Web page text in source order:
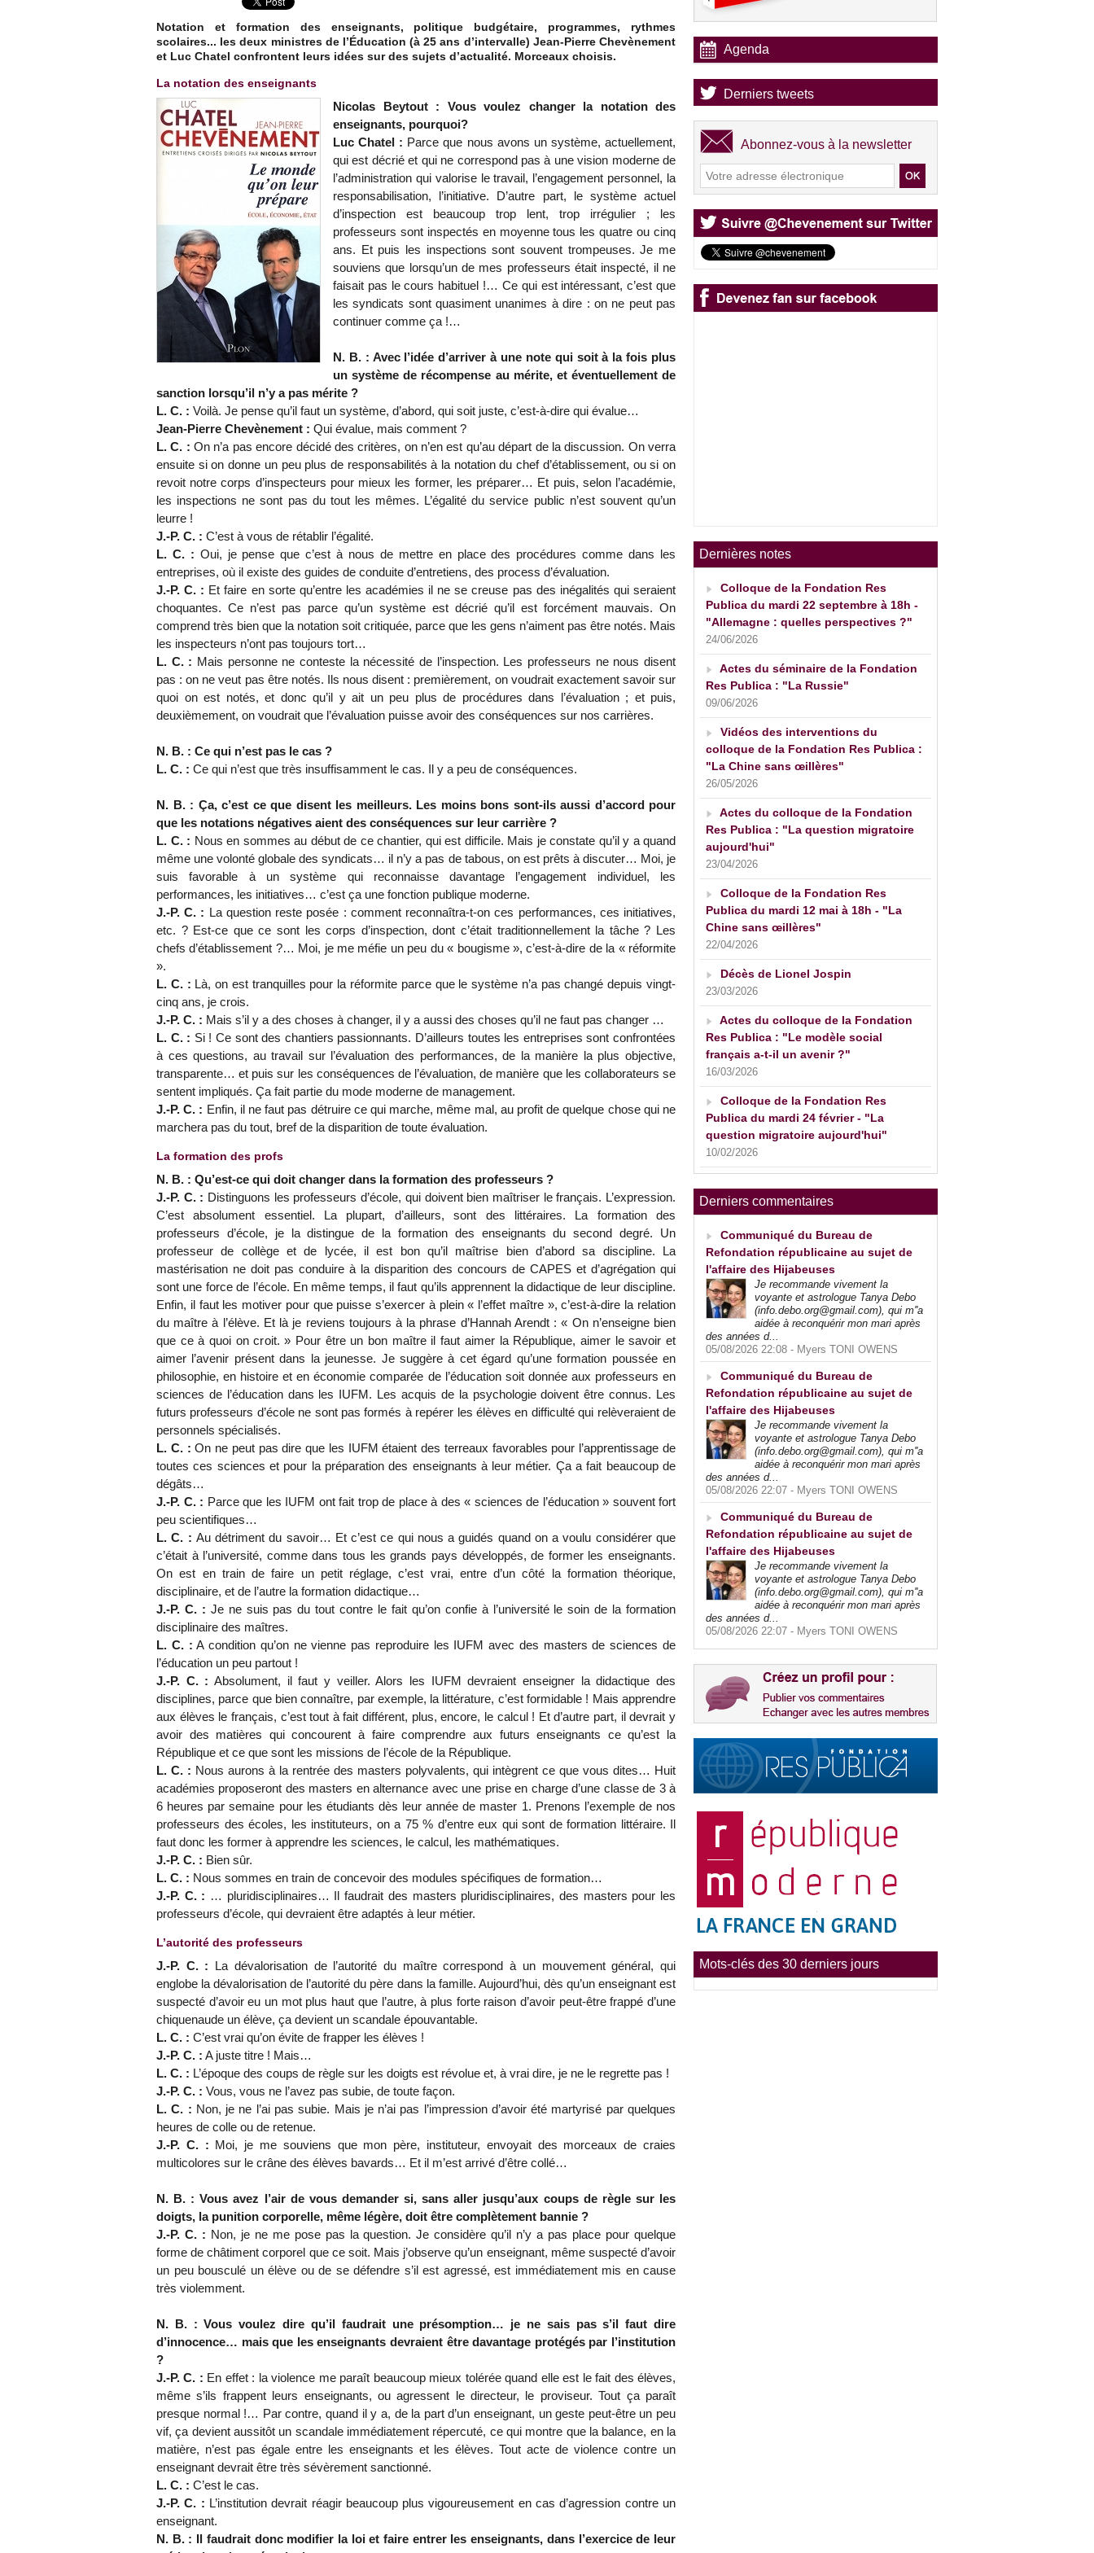
Notation et formation des enseignants, politique budgétaire, programmes, rythmes
scolaires... les deux ministres de l’Éducation (à 25 ans d’intervalle) Jean-Pierre Chevènement
et Luc Chatel confrontent leurs idées sur des sujets d’actualité. Morceaux choisis.
La notation des enseignants
Nicolas Beytout : Vous voulez changer la notation des
enseignants, pourquoi?
Luc Chatel : Parce que nous avons un système, actuellement,
qui est décrié et qui ne correspond pas à une vision moderne de
l’administration qui valorise le travail, l’engagement personnel, la
responsabilisation, l’initiative. D’autre part, le système actuel
d’inspection est beaucoup trop lent, trop irrégulier ; les
professeurs sont inspectés en moyenne tous les quatre ou cinq
ans. Et puis les inspections sont souvent trompeuses. Je me
souviens que lorsqu’un de mes professeurs était inspecté, il ne
faisait pas le cours habituel !… Ce qui est intéressant, c’est que
les syndicats sont quasiment unanimes à dire : on ne peut pas
continuer comme ça !…
N. B. : Avec l’idée d’arriver à une note qui soit à la fois plus
un système de récompense au mérite, et éventuellement de
sanction lorsqu’il n’y a pas mérite ?
L. C. : Voilà. Je pense qu’il faut un système, d’abord, qui soit juste, c’est-à-dire qui évalue…
Jean-Pierre Chevènement : Qui évalue, mais comment ?
L. C. : On n’a pas encore décidé des critères, on n’en est qu’au départ de la discussion. On verra
ensuite si on donne un peu plus de responsabilités à la notation du chef d’établissement, ou si on
revoit notre corps d’inspecteurs pour mieux les former, les préparer… Et puis, selon l’académie,
les inspections ne sont pas du tout les mêmes. L’égalité du service public n’est souvent qu’un
leurre !
J.-P. C. : C’est à vous de rétablir l’égalité.
L. C. : Oui, je pense que c’est à nous de mettre en place des procédures comme dans les
entreprises, où il existe des guides de conduite d’entretiens, des process d’évaluation.
J.-P. C. : Et faire en sorte qu’entre les académies il ne se creuse pas des inégalités qui seraient
choquantes. Ce n’est pas parce qu’un système est décrié qu’il est forcément mauvais. On
comprend très bien que la notation soit critiquée, parce que les gens n’aiment pas être notés. Mais
les inspecteurs n’ont pas toujours tort…
L. C. : Mais personne ne conteste la nécessité de l’inspection. Les professeurs ne nous disent
pas : on ne veut pas être notés. Ils nous disent : premièrement, on voudrait exactement savoir sur
quoi on est notés, et donc qu’il y ait un peu plus de procédures dans l’évaluation ; et puis,
deuxièmement, on voudrait que l’évaluation puisse avoir des conséquences sur nos carrières.
N. B. : Ce qui n’est pas le cas ?
L. C. : Ce qui n’est que très insuffisamment le cas. Il y a peu de conséquences.
N. B. : Ça, c’est ce que disent les meilleurs. Les moins bons sont-ils aussi d’accord pour
que les notations négatives aient des conséquences sur leur carrière ?
L. C. : Nous en sommes au début de ce chantier, qui est difficile. Mais je constate qu’il y a quand
même une volonté globale des syndicats… il n’y a pas de tabous, on est prêts à discuter… Moi, je
suis favorable à un système qui reconnaisse davantage l’engagement individuel, les
performances, les initiatives… c’est ça une fonction publique moderne.
J.-P. C. : La question reste posée : comment reconnaîtra-t-on ces performances, ces initiatives,
etc. ? Est-ce que ce sont les corps d’inspection, dont c’était traditionnellement la tâche ? Les
chefs d’établissement ?… Moi, je me méfie un peu du « bougisme », c’est-à-dire de la « réformite
».
L. C. : Là, on est tranquilles pour la réformite parce que le système n’a pas changé depuis vingt-
cinq ans, je crois.
J.-P. C. : Mais s’il y a des choses à changer, il y a aussi des choses qu’il ne faut pas changer …
L. C. : Si ! Ce sont des chantiers passionnants. D’ailleurs toutes les entreprises sont confrontées
à ces questions, au travail sur l’évaluation des performances, de la manière la plus objective,
transparente… et puis sur les conséquences de l’évaluation, de manière que les collaborateurs se
sentent impliqués. Ça fait partie du mode moderne de management.
J.-P. C. : Enfin, il ne faut pas détruire ce qui marche, même mal, au profit de quelque chose qui ne
marchera pas du tout, bref de la disparition de toute évaluation.
La formation des profs
N. B. : Qu’est-ce qui doit changer dans la formation des professeurs ?
J.-P. C. : Distinguons les professeurs d’école, qui doivent bien maîtriser le français. L’expression.
C’est absolument essentiel. La plupart, d’ailleurs, sont des littéraires. La formation des
professeurs d’école, je la distingue de la formation des enseignants du second degré. Un
professeur de collège et de lycée, il est bon qu’il maîtrise bien d’abord sa discipline. La
mastérisation ne doit pas conduire à la disparition des concours de CAPES et d’agrégation qui
sont une force de l’école. En même temps, il faut qu’ils apprennent la didactique de leur discipline.
Enfin, il faut les motiver pour que puisse s’exercer à plein « l’effet maître », c’est-à-dire la relation
du maître à l’élève. Et là je reviens toujours à la phrase d’Hannah Arendt : « On n’enseigne bien
que ce à quoi on croit. » Pour être un bon maître il faut aimer la République, aimer le savoir et
aimer l’avenir présent dans la jeunesse. Je suggère à cet égard qu’une formation poussée en
philosophie, en histoire et en économie comparée de l’éducation soit donnée aux professeurs en
sciences de l’éducation dans les IUFM. Les acquis de la psychologie doivent être connus. Les
futurs professeurs d’école ne sont pas formés à repérer les élèves en difficulté qui relèveraient de
personnels spécialisés.
L. C. : On ne peut pas dire que les IUFM étaient des terreaux favorables pour l’apprentissage de
toutes ces sciences et pour la préparation des enseignants à leur métier. Ça a fait beaucoup de
dégâts…
J.-P. C. : Parce que les IUFM ont fait trop de place à des « sciences de l’éducation » souvent fort
peu scientifiques…
L. C. : Au détriment du savoir… Et c’est ce qui nous a guidés quand on a voulu considérer que
c’était à l’université, comme dans tous les grands pays développés, de former les enseignants.
On est en train de faire un petit réglage, c’est vrai, entre d’un côté la formation théorique,
disciplinaire, et de l’autre la formation didactique…
J.-P. C. : Je ne suis pas du tout contre le fait qu’on confie à l’université le soin de la formation
disciplinaire des maîtres.
L. C. : A condition qu’on ne vienne pas reproduire les IUFM avec des masters de sciences de
l’éducation un peu partout !
J.-P. C. : Absolument, il faut y veiller. Alors les IUFM devraient enseigner la didactique des
disciplines, parce que bien connaître, par exemple, la littérature, c’est formidable ! Mais apprendre
aux élèves le français, c’est tout à fait différent, plus, encore, le calcul ! Et d’autre part, il devrait y
avoir des matières qui concourent à faire comprendre aux futurs enseignants ce qu’est la
République et ce que sont les missions de l’école de la République.
L. C. : Nous aurons à la rentrée des masters polyvalents, qui intègrent ce que vous dites… Huit
académies proposeront des masters en alternance avec une prise en charge d’une classe de 3 à
6 heures par semaine pour les étudiants dès leur année de master 1. Prenons l’exemple de nos
professeurs des écoles, les instituteurs, on a 75 % d’entre eux qui sont de formation littéraire. Il
faut donc les former à apprendre les sciences, le calcul, les mathématiques.
J.-P. C. : Bien sûr.
L. C. : Nous sommes en train de concevoir des modules spécifiques de formation…
J.-P. C. : … pluridisciplinaires… Il faudrait des masters pluridisciplinaires, des masters pour les
professeurs d’école, qui devraient être adaptés à leur métier.
L’autorité des professeurs
J.-P. C. : La dévalorisation de l’autorité du maître correspond à un mouvement général, qui
englobe la dévalorisation de l’autorité du père dans la famille. Aujourd’hui, dès qu’un enseignant est
suspecté d’avoir eu un mot plus haut que l’autre, à plus forte raison d’avoir peut-être frappé d’une
chiquenaude un élève, ça devient un scandale épouvantable.
L. C. : C’est vrai qu’on évite de frapper les élèves !
J.-P. C. : A juste titre ! Mais…
L. C. : L’époque des coups de règle sur les doigts est révolue et, à vrai dire, je ne le regrette pas !
J.-P. C. : Vous, vous ne l’avez pas subie, de toute façon.
L. C. : Non, je ne l’ai pas subie. Mais je n’ai pas l’impression d’avoir été martyrisé par quelques
heures de colle ou de retenue.
J.-P. C. : Moi, je me souviens que mon père, instituteur, envoyait des morceaux de craies
multicolores sur le crâne des élèves bavards… Et il m’est arrivé d’être collé…
N. B. : Vous avez l’air de vous demander si, sans aller jusqu’aux coups de règle sur les
doigts, la punition corporelle, même légère, doit être complètement bannie ?
J.-P. C. : Non, je ne me pose pas la question. Je considère qu’il n’y a pas place pour quelque
forme de châtiment corporel que ce soit. Mais j’observe qu’un enseignant, même suspecté d’avoir
un peu bousculé un élève ou de se défendre s’il est agressé, est immédiatement mis en cause
très violemment.
N. B. : Vous voulez dire qu’il faudrait une présomption… je ne sais pas s’il faut dire
d’innocence… mais que les enseignants devraient être davantage protégés par l’institution
?
J.-P. C. : En effet : la violence me paraît beaucoup mieux tolérée quand elle est le fait des élèves,
même s’ils frappent leurs enseignants, ou agressent le directeur, le proviseur. Tout ça paraît
presque normal !… Par contre, quand il y a, de la part d’un enseignant, un geste peut-être un peu
vif, ça devient aussitôt un scandale immédiatement répercuté, ce qui montre que la balance, en la
matière, n’est pas égale entre les enseignants et les élèves. Tout acte de violence contre un
enseignant devrait être très sévèrement sanctionné.
L. C. : C’est le cas.
J.-P. C. : L’institution devrait réagir beaucoup plus vigoureusement en cas d’agression contre un
enseignant.
N. B. : Il faudrait donc modifier la loi et faire entrer les enseignants, dans l’exercice de leur
Agenda
Derniers tweets
Abonnez-vous à la newsletter
Dernières notes
Colloque de la Fondation Res
Publica du mardi 22 septembre à 18h -
"Allemagne : quelles perspectives ?"
24/06/2026
Actes du séminaire de la Fondation
Res Publica : "La Russie"
09/06/2026
Vidéos des interventions du
colloque de la Fondation Res Publica :
"La Chine sans œillères"
26/05/2026
Actes du colloque de la Fondation
Res Publica : "La question migratoire
aujourd'hui"
23/04/2026
Colloque de la Fondation Res
Publica du mardi 12 mai à 18h - "La
Chine sans œillères"
22/04/2026
Décès de Lionel Jospin
23/03/2026
Actes du colloque de la Fondation
Res Publica : "Le modèle social
français a-t-il un avenir ?"
16/03/2026
Colloque de la Fondation Res
Publica du mardi 24 février - "La
question migratoire aujourd'hui"
10/02/2026
Derniers commentaires
Communiqué du Bureau de
Refondation républicaine au sujet de
l'affaire des Hijabeuses
Je recommande vivement la
voyante et astrologue Tanya Debo
(info.debo.org@gmail.com), qui m''a
aidée à reconquérir mon mari après
des années d...
05/08/2026 22:08 - Myers TONI OWENS
Communiqué du Bureau de
Refondation républicaine au sujet de
l'affaire des Hijabeuses
Je recommande vivement la
voyante et astrologue Tanya Debo
(info.debo.org@gmail.com), qui m''a
aidée à reconquérir mon mari après
des années d...
05/08/2026 22:07 - Myers TONI OWENS
Communiqué du Bureau de
Refondation républicaine au sujet de
l'affaire des Hijabeuses
Je recommande vivement la
voyante et astrologue Tanya Debo
(info.debo.org@gmail.com), qui m''a
aidée à reconquérir mon mari après
des années d...
05/08/2026 22:07 - Myers TONI OWENS
Mots-clés des 30 derniers jours